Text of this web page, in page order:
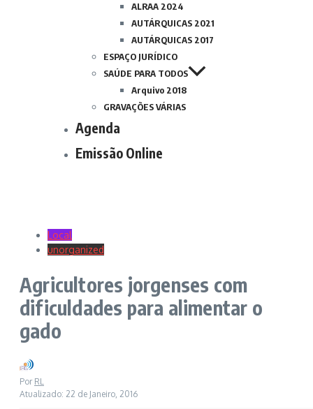
ALRAA 2024
AUTÁRQUICAS 2021
AUTÁRQUICAS 2017
ESPAÇO JURÍDICO
SAÚDE PARA TODOS
Arquivo 2018
GRAVAÇÕES VÁRIAS
Agenda
Emissão Online
Local
unorganized
Agricultores jorgenses com
dificuldades para alimentar o
gado
Por RL
Atualizado: 22 de Janeiro, 2016